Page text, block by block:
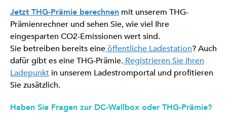
Jetzt THG-Prämie berechnen mit unserem THG-
Prämienrechner und sehen Sie, wie viel Ihre
eingesparten CO2-Emissionen wert sind.
Sie betreiben bereits eineöffentliche Ladestation? Auch
dafür gibt es eine THG-Prämie. Registrieren Sie Ihren
Ladepunkt in unserem Ladestromportal und profitieren
Sie zusätzlich.
Haben Sie Fragen zur DC-Wallbox oder THG-Prämie?